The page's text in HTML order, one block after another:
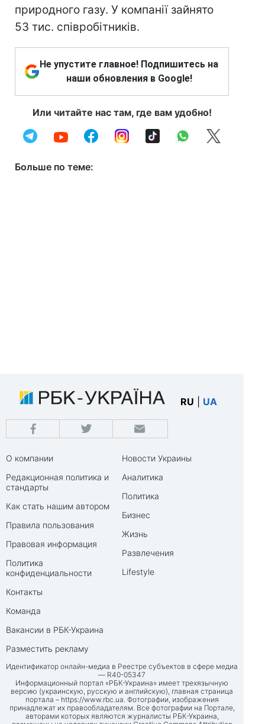
природного газу. У компанії зайнято
53 тис. співробітників.
Не упустите главное! Подпишитесь на
наши обновления в Google!
Или читайте нас там, где вам удобно!
Больше по теме:
RU UA
О компании
Редакционная политика и
стандарты
Как стать нашим автором
Правила пользования
Правовая информация
Политика
конфиденциальности
Контакты
Команда
Вакансии в РБК-Украина
Разместить рекламу
Новости Украины
Аналитика
Политика
Бизнес
Жизнь
Развлечения
Lifestyle
Идентификатор онлайн-медиа в Реестре субъектов в сфере медиа
— R40-05347
Информационный портал «РБК-Украина» имеет трехязычную
версию (украинскую, русскую и английскую), главная страница
портала – https://www.rbc.ua. Фотографии, изображения
принадлежат их правообладателям. Все фотографии на Портале,
авторами которых являются журналисты РБК-Украина,